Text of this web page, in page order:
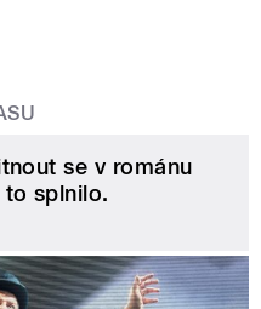
se v románu
to splnilo.